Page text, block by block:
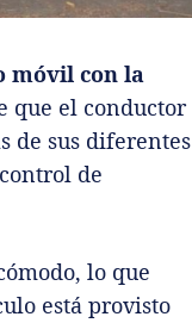
móvil con la
que el conductor
de sus diferentes
de
lo que
está provisto